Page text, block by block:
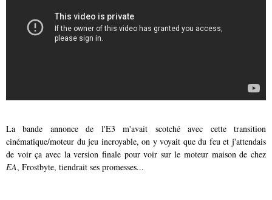
La bande annonce de l'E3 m'avait scotché avec cette transition
cinématique/moteur du jeu incroyable, on y voyait que du feu et j'attendais
de voir ça avec la version finale pour voir sur le moteur maison de chez
EA, Frostbyte, tiendrait ses promesses...